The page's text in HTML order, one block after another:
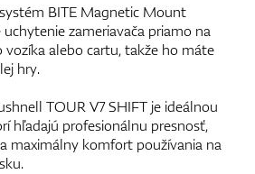
BITE Magnetic Mount
zameriavača priamo na
alebo cartu, takže ho máte
hry.
TOUR V7 SHIFT je ideálnou
hľadajú profesionálnu presnosť,
maximálny komfort používania na